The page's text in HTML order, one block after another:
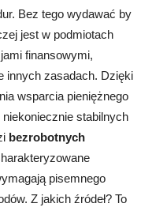
Bez tego wydawać by
jest w podmiotach
finansowymi,
innych zasadach. Dzięki
wsparcia pieniężnego
stabilnych
bezrobotnych
pisemnego
Z jakich źródeł? To